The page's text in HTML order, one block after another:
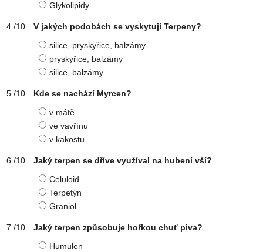
Glykolipidy
V jakých podobách se vyskytují Terpeny?
silice, pryskyřice, balzámy
pryskyřice, balzámy
silice, balzámy
Kde se nachází Myrcen?
v mátě
ve vavřínu
v kakostu
Jaký terpen se dříve využíval na hubení vší?
Celuloid
Terpetýn
Graniol
Jaký terpen způsobuje hořkou chuť piva?
Humulen